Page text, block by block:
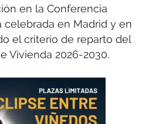
en la Conferencia
celebrada en Madrid y en
el criterio de reparto del
Vivienda 2026-2030.